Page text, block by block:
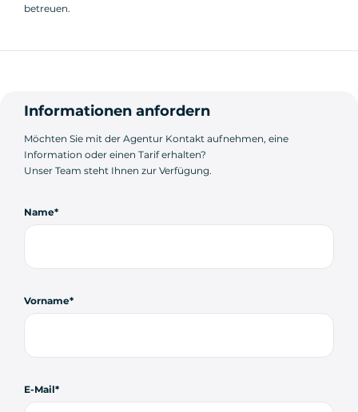
betreuen.
Informationen anfordern
Möchten Sie mit der Agentur Kontakt aufnehmen, eine
Information oder einen Tarif erhalten?
Unser Team steht Ihnen zur Verfügung.
Name
Vorname
E-Mail